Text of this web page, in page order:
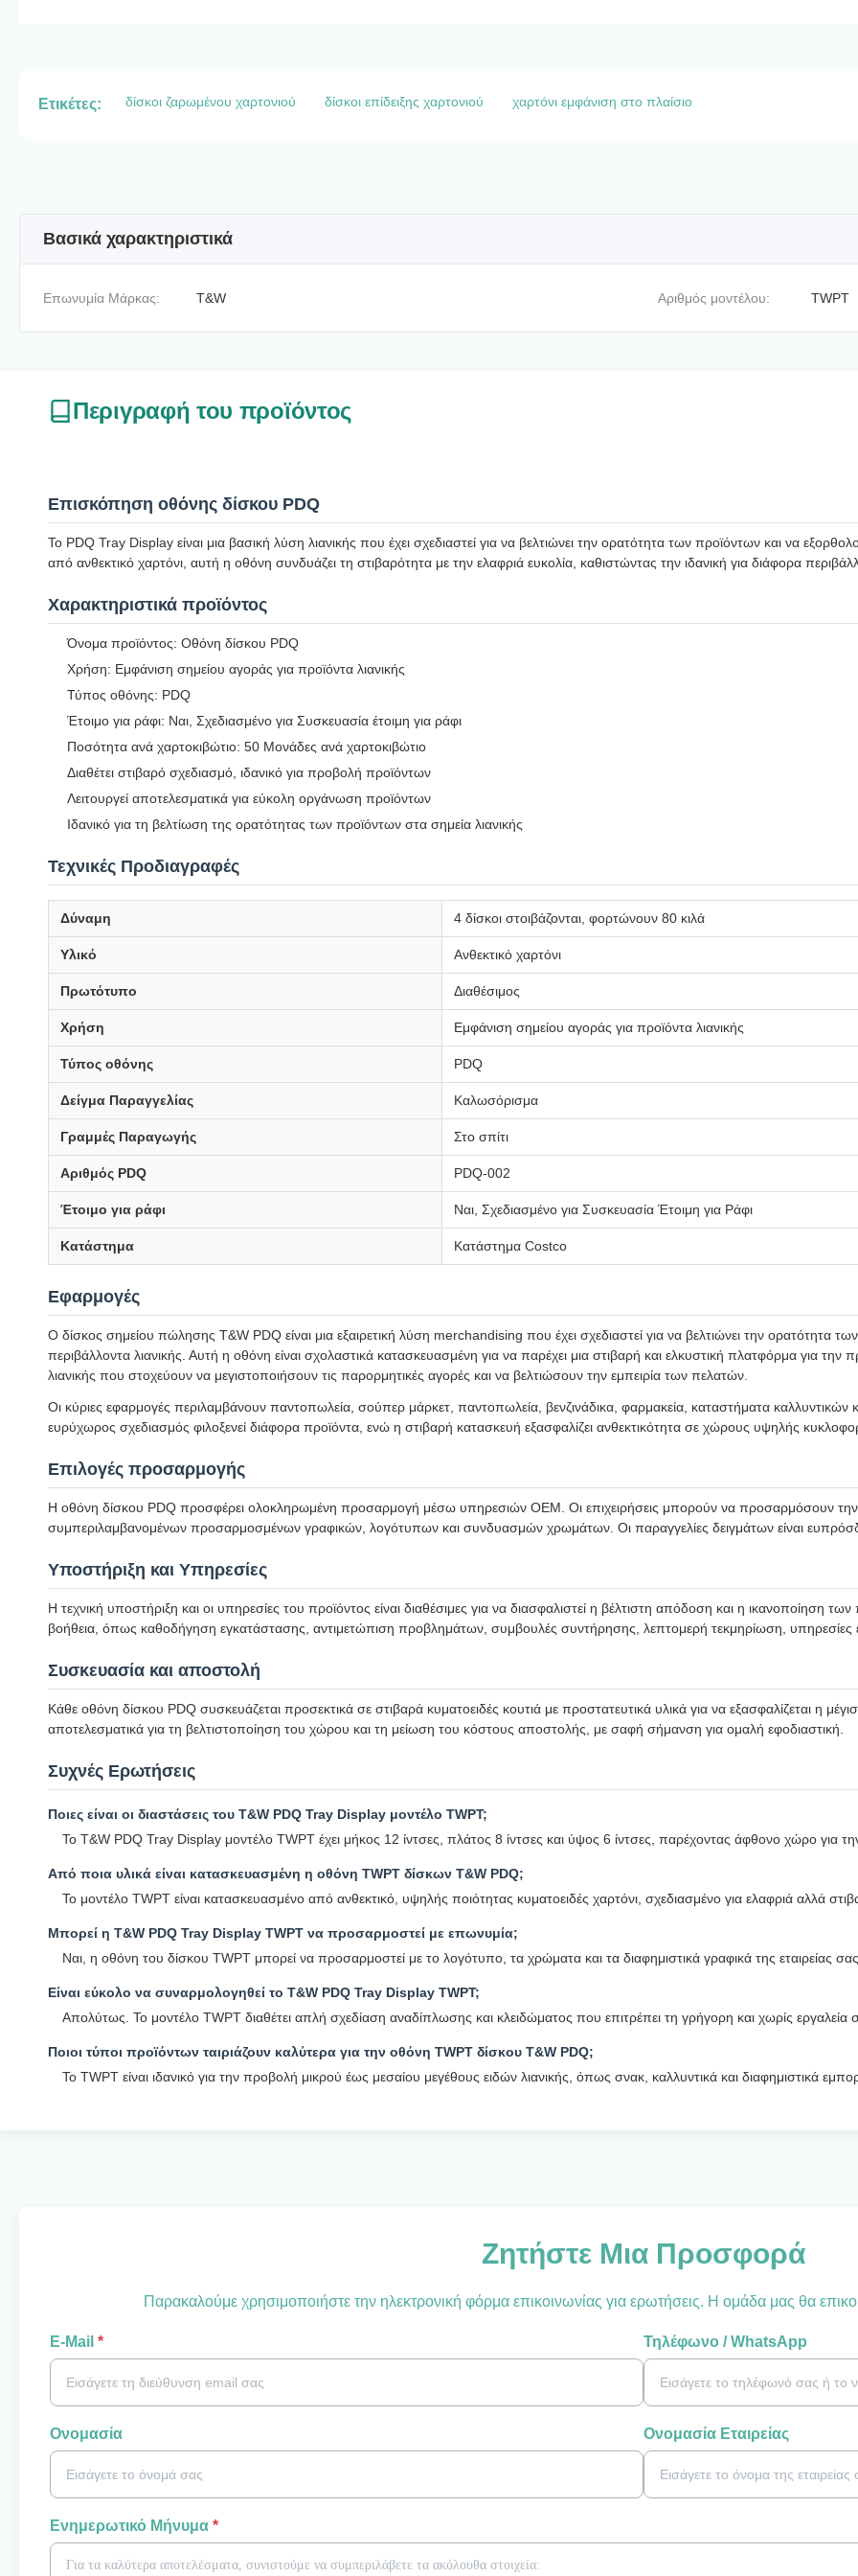
Ετικέτες: δίσκοι ζαρωμένου χαρτονιού δίσκοι επίδειξης χαρτονιού χαρτόνι εμφάνιση στο πλαίσιο
Βασικά χαρακτηριστικά
Επωνυμία Μάρκας: T&W Αριθμός μοντέλου: TWPT
Περιγραφή του προϊόντος
Επισκόπηση οθόνης δίσκου PDQ
Το PDQ Tray Display είναι μια βασική λύση λιανικής που έχει σχεδιαστεί για να βελτιώνει την ορατότητα των προϊόντων και να
από ανθεκτικό χαρτόνι, αυτή η οθόνη συνδυάζει τη στιβαρότητα με την ελαφριά ευκολία, καθιστώντας την ιδανική για διάφορα
Χαρακτηριστικά προϊόντος
Όνομα προϊόντος: Οθόνη δίσκου PDQ
Χρήση: Εμφάνιση σημείου αγοράς για προϊόντα λιανικής
Τύπος οθόνης: PDQ
Έτοιμο για ράφι: Ναι, Σχεδιασμένο για Συσκευασία έτοιμη για ράφι
Ποσότητα ανά χαρτοκιβώτιο: 50 Μονάδες ανά χαρτοκιβώτιο
Διαθέτει στιβαρό σχεδιασμό, ιδανικό για προβολή προϊόντων
Λειτουργεί αποτελεσματικά για εύκολη οργάνωση προϊόντων
Ιδανικό για τη βελτίωση της ορατότητας των προϊόντων στα σημεία λιανικής
Τεχνικές Προδιαγραφές
Δύναμη 4 δίσκοι στοιβάζονται, φορτώνουν 80 κιλά
Υλικό Ανθεκτικό χαρτόνι
Πρωτότυπο Διαθέσιμος
Χρήση Εμφάνιση σημείου αγοράς για προϊόντα λιανικής
Τύπος οθόνης PDQ
Δείγμα Παραγγελίας Καλωσόρισμα
Γραμμές Παραγωγής Στο σπίτι
Αριθμός PDQ PDQ-002
Έτοιμο για ράφι Ναι, Σχεδιασμένο για Συσκευασία Έτοιμη για Ράφι
Κατάστημα Κατάστημα Costco
Εφαρμογές
Ο δίσκος σημείου πώλησης T&W PDQ είναι μια εξαιρετική λύση merchandising που έχει σχεδιαστεί για να βελτιώνει την ορατότητα
περιβάλλοντα λιανικής. Αυτή η οθόνη είναι σχολαστικά κατασκευασμένη για να παρέχει μια στιβαρή και ελκυστική πλατφόρμα για
λιανικής που στοχεύουν να μεγιστοποιήσουν τις παρορμητικές αγορές και να βελτιώσουν την εμπειρία των πελατών.
Οι κύριες εφαρμογές περιλαμβάνουν παντοπωλεία, σούπερ μάρκετ, παντοπωλεία, βενζινάδικα, φαρμακεία, καταστήματα
ευρύχωρος σχεδιασμός φιλοξενεί διάφορα προϊόντα, ενώ η στιβαρή κατασκευή εξασφαλίζει ανθεκτικότητα σε χώρους υψηλής
Επιλογές προσαρμογής
Η οθόνη δίσκου PDQ προσφέρει ολοκληρωμένη προσαρμογή μέσω υπηρεσιών OEM. Οι επιχειρήσεις μπορούν να προσαρμόσουν την
συμπεριλαμβανομένων προσαρμοσμένων γραφικών, λογότυπων και συνδυασμών χρωμάτων. Οι παραγγελίες δειγμάτων είναι
Υποστήριξη και Υπηρεσίες
Η τεχνική υποστήριξη και οι υπηρεσίες του προϊόντος είναι διαθέσιμες για να διασφαλιστεί η βέλτιστη απόδοση και η
βοήθεια, όπως καθοδήγηση εγκατάστασης, αντιμετώπιση προβλημάτων, συμβουλές συντήρησης, λεπτομερή τεκμηρίωση, υπηρεσίες
Συσκευασία και αποστολή
Κάθε οθόνη δίσκου PDQ συσκευάζεται προσεκτικά σε στιβαρά κυματοειδές κουτιά με προστατευτικά υλικά για να εξασφαλίζεται η
αποτελεσματικά για τη βελτιστοποίηση του χώρου και τη μείωση του κόστους αποστολής, με σαφή σήμανση για ομαλή εφοδιαστική.
Συχνές Ερωτήσεις
Ποιες είναι οι διαστάσεις του T&W PDQ Tray Display μοντέλο TWPT;
Το T&W PDQ Tray Display μοντέλο TWPT έχει μήκος 12 ίντσες, πλάτος 8 ίντσες και ύψος 6 ίντσες, παρέχοντας άφθονο χώρο για
Από ποια υλικά είναι κατασκευασμένη η οθόνη TWPT δίσκων T&W PDQ;
Το μοντέλο TWPT είναι κατασκευασμένο από ανθεκτικό, υψηλής ποιότητας κυματοειδές χαρτόνι, σχεδιασμένο για ελαφριά αλλά
Μπορεί η T&W PDQ Tray Display TWPT να προσαρμοστεί με επωνυμία;
Ναι, η οθόνη του δίσκου TWPT μπορεί να προσαρμοστεί με το λογότυπο, τα χρώματα και τα διαφημιστικά γραφικά της εταιρείας
Είναι εύκολο να συναρμολογηθεί το T&W PDQ Tray Display TWPT;
Απολύτως. Το μοντέλο TWPT διαθέτει απλή σχεδίαση αναδίπλωσης και κλειδώματος που επιτρέπει τη γρήγορη και χωρίς εργαλεία
Ποιοι τύποι προϊόντων ταιριάζουν καλύτερα για την οθόνη TWPT δίσκου T&W PDQ;
Το TWPT είναι ιδανικό για την προβολή μικρού έως μεσαίου μεγέθους ειδών λιανικής, όπως σνακ, καλλυντικά και διαφημιστικά
Ζητήστε Μια Προσφορά
Παρακαλούμε χρησιμοποιήστε την ηλεκτρονική φόρμα επικοινωνίας για ερωτήσεις. Η ομάδα μας θα
Ε-Mail * Τηλέφωνο / WhatsApp
Ονομασία Ονομασία Εταιρείας
Ενημερωτικό Μήνυμα *